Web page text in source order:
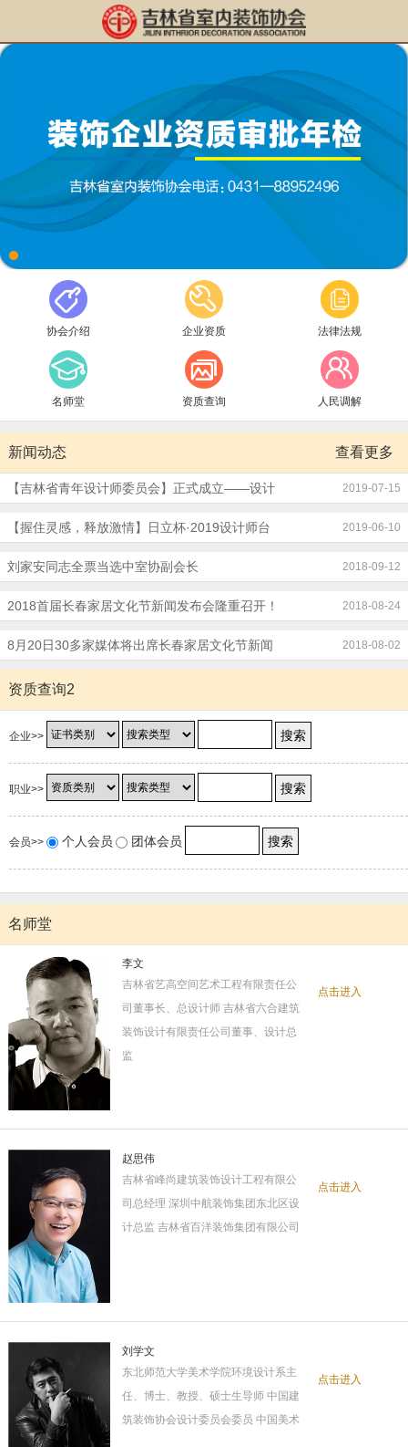
协会介绍 企业资质 法律法规
名师堂 资质查询 人民调解
新闻动态 查看更多
【吉林省青年设计师委员会】正式成立——设计
师夏令营
2019-07-15
【握住灵感，释放激情】日立杯·2019设计师台
球友谊赛圆满成功！
2019-06-10
刘家安同志全票当选中室协副会长 2018-09-12
2018首届长春家居文化节新闻发布会隆重召开！ 2018-08-24
8月20日30多家媒体将出席长春家居文化节新闻
发布会
2018-08-02
资质查询2
企业>>
职业>>
会员>> 个人会员 团体会员
名师堂
李文
吉林省艺高空间艺术工程有限责任公
司董事长、总设计师 吉林省六合建筑
装饰设计有限责任公司董事、设计总
监
点击进入
赵思伟
吉林省峰尚建筑装饰设计工程有限公
司总经理 深圳中航装饰集团东北区设
计总监 吉林省百洋装饰集团有限公司
点击进入
刘学文
东北师范大学美术学院环境设计系主
任、博士、教授、硕士生导师 中国建
筑装饰协会设计委员会委员 中国美术
点击进入